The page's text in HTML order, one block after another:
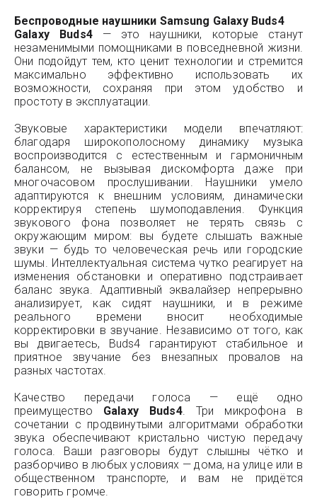
Беспроводные наушники Samsung Galaxy Buds4
Galaxy Buds4— это наушники, которые станут
незаменимыми помощниками в повседневной жизни.
Они подойдут тем, кто ценит технологии и стремится
максимально эффективно использовать их
возможности, сохраняя при этом удобство и
простоту в эксплуатации.
Звуковые характеристики модели впечатляют:
благодаря широкополосному динамику музыка
воспроизводится с естественным и гармоничным
балансом, не вызывая дискомфорта даже при
многочасовом прослушивании. Наушники умело
адаптируются к внешним условиям, динамически
корректируя степень шумоподавления. Функция
звукового фона позволяет не терять связь с
окружающим миром: вы будете слышать важные
звуки — будь то человеческая речь или городские
шумы. Интеллектуальная система чутко реагирует на
изменения обстановки и оперативно подстраивает
баланс звука. Адаптивный эквалайзер непрерывно
анализирует, как сидят наушники, и в режиме
реального времени вносит необходимые
корректировки в звучание. Независимо от того, как
вы двигаетесь, Buds4 гарантируют стабильное и
приятное звучание без внезапных провалов на
разных частотах.
Качество передачи голоса — ещё одно
преимущество Galaxy Buds4. Три микрофона в
сочетании с продвинутыми алгоритмами обработки
звука обеспечивают кристально чистую передачу
голоса. Ваши разговоры будут слышны чётко и
разборчиво в любых условиях — дома, на улице или в
общественном транспорте, и вам не придётся
говорить громче.